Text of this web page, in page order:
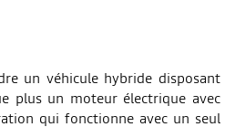
un véhicule hybride disposant
plus un moteur électrique avec
qui fonctionne avec un seul